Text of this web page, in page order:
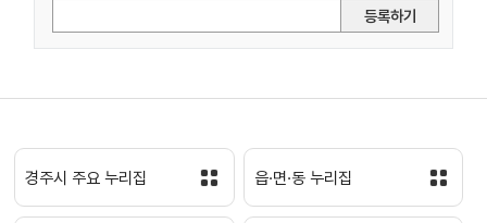
등록하기
경주시 주요 누리집 읍·면·동 누리집